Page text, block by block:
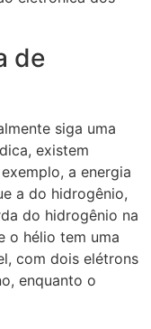
de
siga uma
existem
a energia
a do hidrogênio,
do hidrogênio na
o hélio tem uma
com dois elétrons
enquanto o